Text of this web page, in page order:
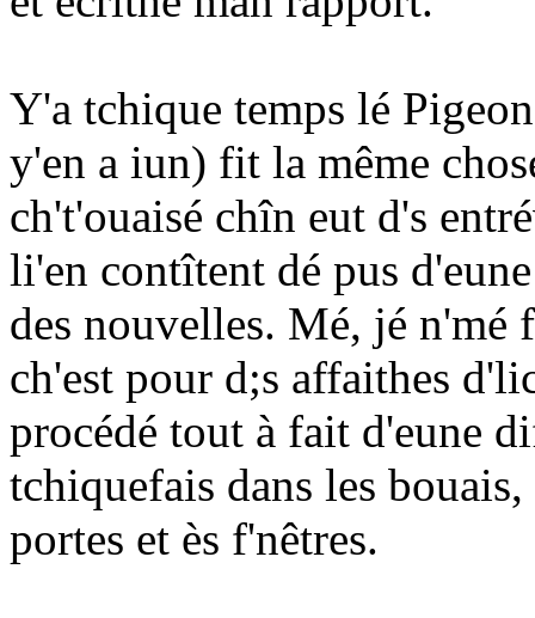
Y'a tchique temps lé
y'en a iun) fit la même
ch't'ouaisé chîn eut d's
li'en contîtent dé pus
des nouvelles. Mé, jé n'mé
ch'est pour d;s affaithes
procédé tout à fait d'eune
tchiquefais dans les
portes et ès f'nêtres.